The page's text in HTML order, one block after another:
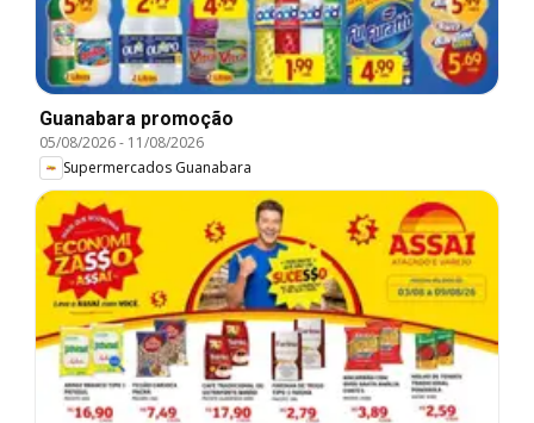
Guanabara promoção
05/08/2026- 11/08/2026
Supermercados Guanabara